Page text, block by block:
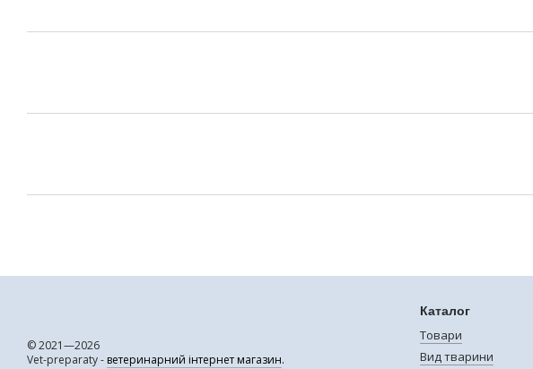
© 2021—2026
Vet-preparaty - ветеринарний інтернет магазин.
Каталог
Товари
Вид тварини